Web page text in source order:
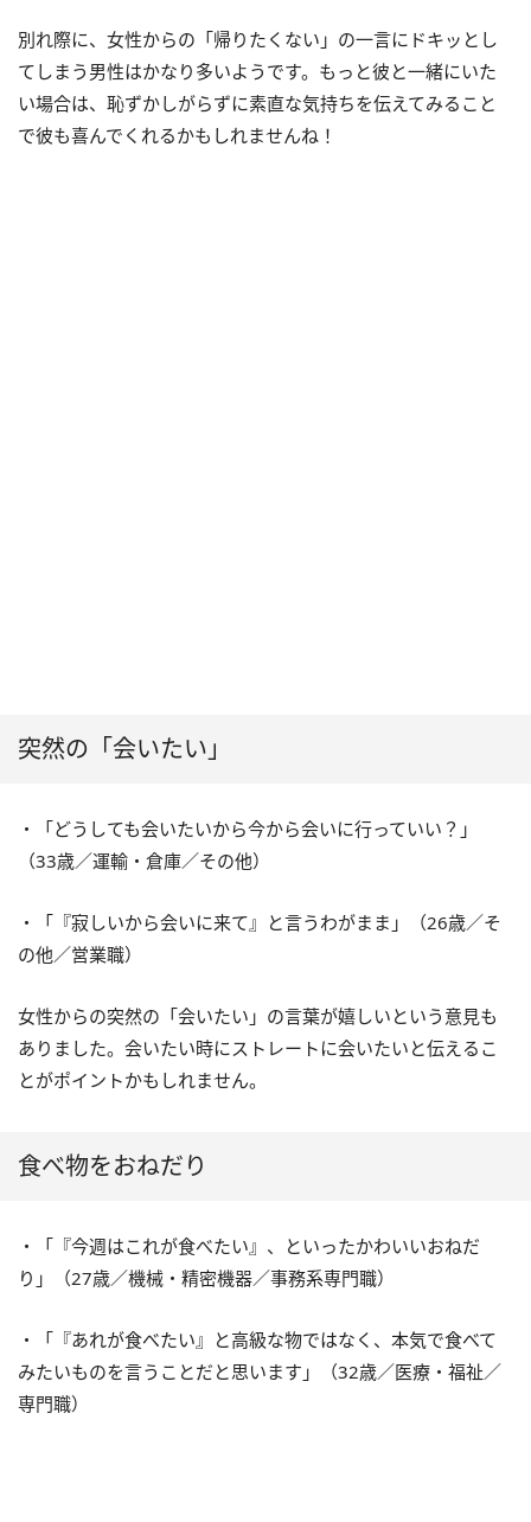
別れ際に、女性からの「帰りたくない」の一言にドキッとし
てしまう男性はかなり多いようです。もっと彼と一緒にいた
い場合は、恥ずかしがらずに素直な気持ちを伝えてみること
で彼も喜んでくれるかもしれませんね！
突然の「会いたい」
・「どうしても会いたいから今から会いに行っていい？」
（33歳／運輸・倉庫／その他）
・「『寂しいから会いに来て』と言うわがまま」（26歳／そ
の他／営業職）
女性からの突然の「会いたい」の言葉が嬉しいという意見も
ありました。会いたい時にストレートに会いたいと伝えるこ
とがポイントかもしれません。
食べ物をおねだり
・「『今週はこれが食べたい』、といったかわいいおねだ
り」（27歳／機械・精密機器／事務系専門職）
・「『あれが食べたい』と高級な物ではなく、本気で食べて
みたいものを言うことだと思います」（32歳／医療・福祉／
専門職）